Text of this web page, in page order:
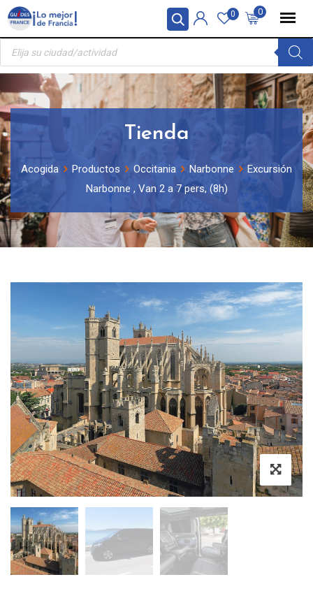
Panel de gestión de cookies
Skip
content
0
0
Búsqueda
productos
Tienda
Acogida Productos Occitania Narbonne
Excursión
Narbonne , Van 2 a 7 pers, (8h)